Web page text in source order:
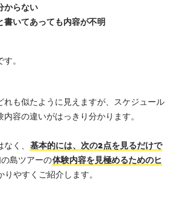
からない
書いてあっても内容が不明
。
れも似たように見えますが、スケジュール
容の違いがはっきり分かります。
く、 基本的には、次の2点を見るだけで
島ツアーの体験内容を見極めるためのヒ
やすくご紹介します。